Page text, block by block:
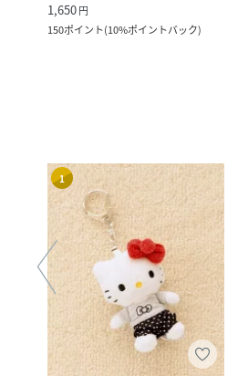
1,650円
150ポイント(10%ポイントバック)
1